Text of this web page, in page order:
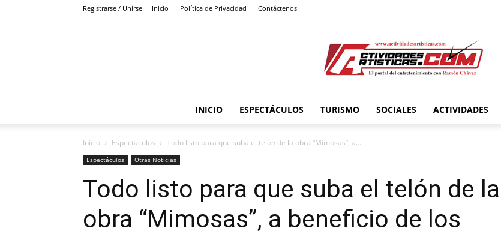
Registrarse / Unirse Inicio Política de Privacidad Contáctenos
Actividadesartisticas.com
INICIO ESPECTÁCULOS TURISMO SOCIALES ACTIVIDADES
Inicio Espectáculos Todo listo para que suba el telón de la obra “Mimosas”, a...
Espectáculos Otras Noticias
Todo listo para que suba el telón de la
obra “Mimosas”, a beneficio de los